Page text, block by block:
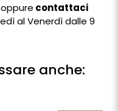
oppure contattaci
al Venerdì dalle 9
anche: